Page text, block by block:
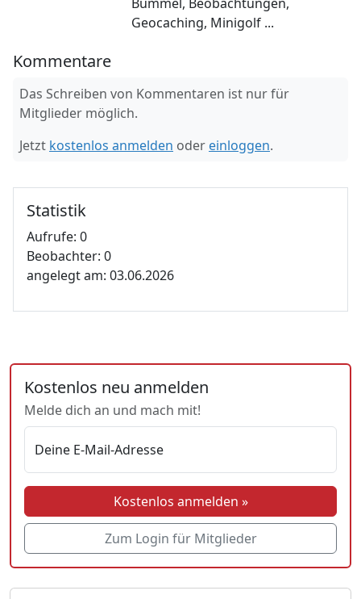
Bummel, Beobachtungen,
Geocaching, Minigolf ...
Kommentare
Das Schreiben von Kommentaren ist nur für
Mitglieder möglich.
Jetzt kostenlos anmelden oder einloggen.
Statistik
Aufrufe: 0
Beobachter: 0
angelegt am: 03.06.2026
Kostenlos neu anmelden
Melde dich an und mach mit!
Deine E-Mail-Adresse
Kostenlos anmelden »
Zum Login für Mitglieder